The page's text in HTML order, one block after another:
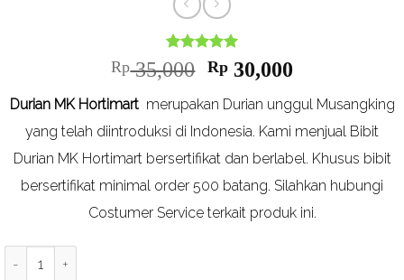
Nilai 5dari
5
ulasan
1
Rp35,000 Harga
adalah:
Rp 35,000.
Rp30,000Harga
ini
adalah:
Rp 30,000.
Durian MK Hortimartmerupakan Durian unggul Musangking
yang telah diintroduksi di Indonesia. Kami menjual Bibit
Durian MK Hortimart bersertifikat dan berlabel. Khusus bibit
bersertifikat minimal order 500 batang. Silahkan hubungi
Costumer Service terkait produk ini.